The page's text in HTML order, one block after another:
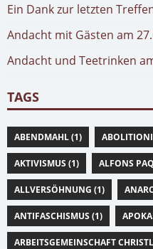
Ein Dank zur letzten
Andacht mit Gästen am
Andacht und Teetrinken
TAGS
ABENDMAHL (1)
AKTIVISMUS (1) ALFONS
ALLVERSÖHNUNG (1)
ANTIFASCHISMUS (1)
ARBEITSGEMEINSCHAFT